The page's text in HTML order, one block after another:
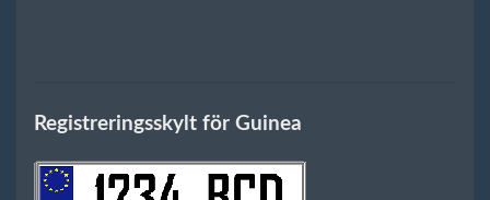
Registreringsskylt för Guinea